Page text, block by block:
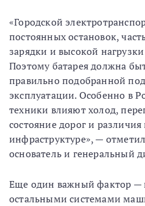
«Городской
постоянных остановок,
зарядки и высокой
Поэтому батарея должна
правильно подобранной
эксплуатации. Особенно в
техники влияют холод,
состояние дорог и различия
инфраструктуре», —
основатель и генеральный
Еще один важный фактор —
остальными системами